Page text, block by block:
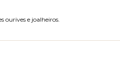
ourives e joalheiros.